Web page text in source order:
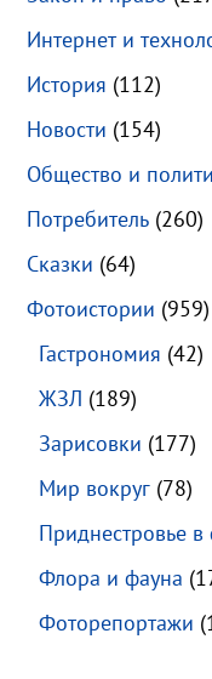
Интернет и
История (112)
Новости (154)
Общество и
Потребитель (260)
Сказки (64)
Фотоистории (959)
Гастрономия (42)
ЖЗЛ (189)
Зарисовки (177)
Мир вокруг (78)
Приднестровье
Флора и фауна
Фоторепортажи